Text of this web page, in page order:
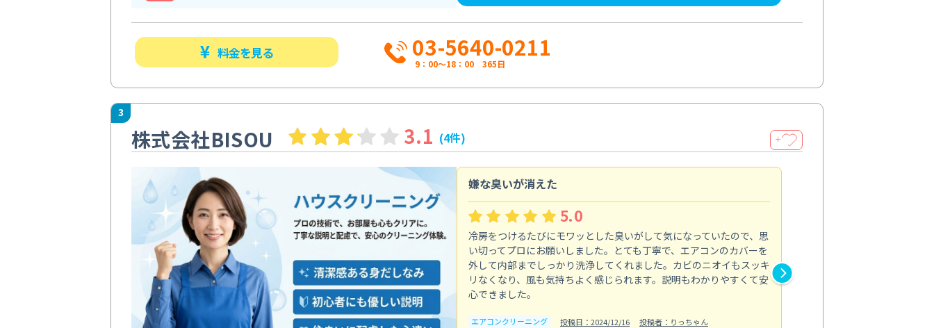
料金を見る 03-5640-0211
9：00～18：00 365日
3
株式会社BISOU 3.1 (4件) ＋
嫌な臭いが消えた
5.0
冷房をつけるたびにモワッとした臭いがして気になっていたので、思
い切ってプロにお願いしました。とても丁寧で、エアコンのカバーを
外して内部までしっかり洗浄してくれました。カビのニオイもスッキ
リなくなり、風も気持ちよく感じられます。説明もわかりやすくて安
心できました。
エアコンクリーニング 投稿日：2024/12/16 投稿者：りっちゃん